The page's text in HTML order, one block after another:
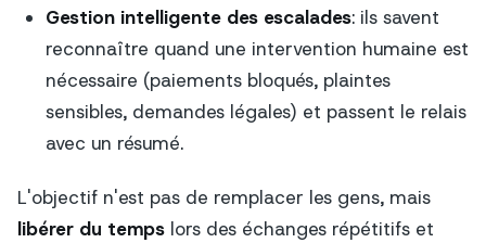
Gestion intelligente des escalades: ils savent
reconnaître quand une intervention humaine est
nécessaire (paiements bloqués, plaintes
sensibles, demandes légales) et passent le relais
avec un résumé.
L'objectif n'est pas de remplacer les gens, mais
libérer du temps lors des échanges répétitifs et